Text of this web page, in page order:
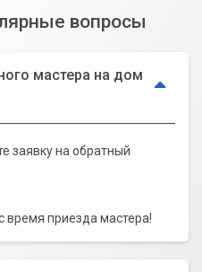
вопросы
мастера на дом
заявку на обратный
время приезда мастера!